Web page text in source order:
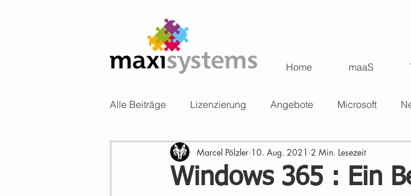
Home maaS
Alle Beiträge Lizenzierung Angebote Microsoft
Windows 365 : Ein
Marcel Pölzler 10. Aug. 2021 2 Min. Lesezeit